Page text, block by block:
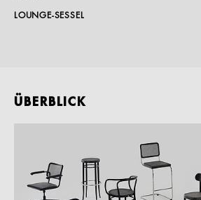
LOUNGE-SESSEL
ÜBERBLICK